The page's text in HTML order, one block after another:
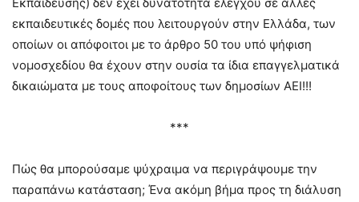
εκπαιδευτικές δομές που λειτουργούν στην Ελλάδα, των
οποίων οι απόφοιτοι με το άρθρο 50 του υπό ψήφιση
νομοσχεδίου θα έχουν στην ουσία τα ίδια επαγγελματικά
δικαιώματα με τους αποφοίτους των δημοσίων ΑΕΙ!!!
***
Πώς θα μπορούσαμε ψύχραιμα να περιγράψουμε την
παραπάνω κατάσταση; Ένα ακόμη βήμα προς τη διάλυση